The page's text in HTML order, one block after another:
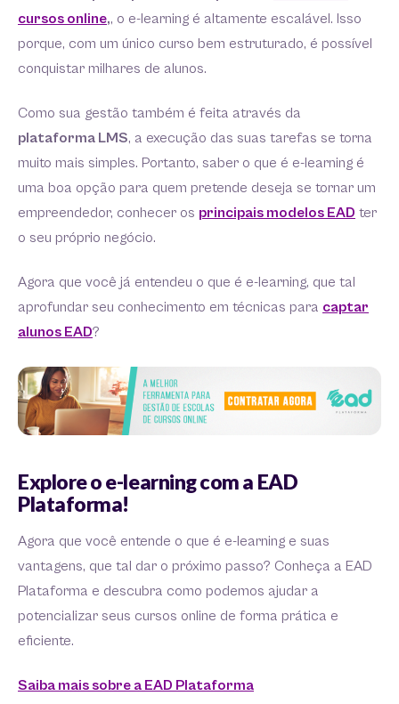
cursos online,, o e-learning é altamente escalável. Isso
porque, com um único curso bem estruturado, é possível
conquistar milhares de alunos.
Como sua gestão também é feita através da
plataforma LMS, a execução das suas tarefas se torna
muito mais simples. Portanto, saber o que é e-learning é
uma boa opção para quem pretende deseja se tornar um
empreendedor, conhecer os principais modelos EAD ter
o seu próprio negócio.
Agora que você já entendeu o que é e-learning, que tal
aprofundar seu conhecimento em técnicas para captar
alunos EAD?
Explore o e-learning com a EAD
Plataforma!
Agora que você entende o que é e-learning e suas
vantagens, que tal dar o próximo passo? Conheça a EAD
Plataforma e descubra como podemos ajudar a
potencializar seus cursos online de forma prática e
eficiente.
Saiba mais sobre a EAD Plataforma